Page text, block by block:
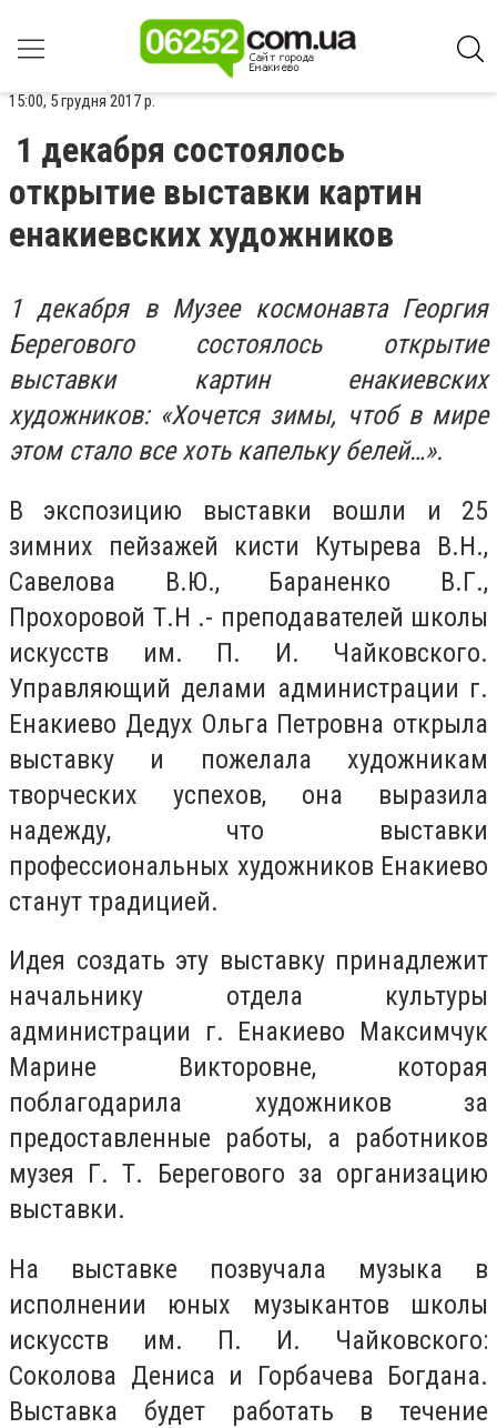
15:00, 5 грудня 2017 р.
1 декабря состоялось
открытие выставки картин
енакиевских художников
1 декабря в Музее космонавта Георгия
Берегового состоялось открытие
выставки картин енакиевских
художников: «Хочется зимы, чтоб в мире
этом стало все хоть капельку белей…».
В экспозицию выставки вошли и 25
зимних пейзажей кисти Кутырева В.Н.,
Савелова В.Ю., Бараненко В.Г.,
Прохоровой Т.Н .- преподавателей школы
искусств им. П. И. Чайковского.
Управляющий делами администрации г.
Енакиево Дедух Ольга Петровна открыла
выставку и пожелала художникам
творческих успехов, она выразила
надежду, что выставки
профессиональных художников Енакиево
станут традицией.
Идея создать эту выставку принадлежит
начальнику отдела культуры
администрации г. Енакиево Максимчук
Марине Викторовне, которая
поблагодарила художников за
предоставленные работы, а работников
музея Г. Т. Берегового за организацию
выставки.
На выставке позвучала музыка в
исполнении юных музыкантов школы
искусств им. П. И. Чайковского:
Соколова Дениса и Горбачева Богдана.
Выставка будет работать в течение